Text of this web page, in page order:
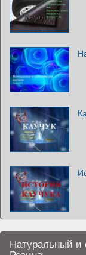
Натуральный и